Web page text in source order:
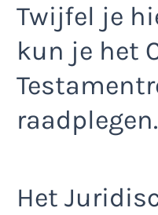
Twijfel je
kun je het
raadplegen.
Het